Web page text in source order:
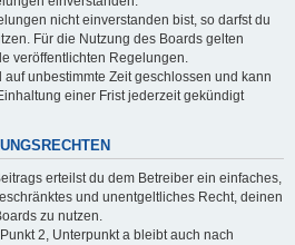
nicht einverstanden bist, so darfst du
Für die Nutzung des Boards gelten
veröffentlichten Regelungen.
auf unbestimmte Zeit geschlossen und kann
einer Frist jederzeit gekündigt
erteilst du dem Betreiber ein einfaches,
und unentgeltliches Recht, deinen
zu nutzen.
2, Unterpunkt a bleibt auch nach